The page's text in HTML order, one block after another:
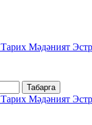
Тарих Мәдәният
Табарга
Тарих Мәдәният